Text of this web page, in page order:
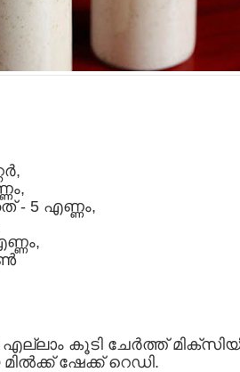
- 5 എണ്ണം,
കൂടി ചേർത്ത്
ഷേക്ക് റെഡി.